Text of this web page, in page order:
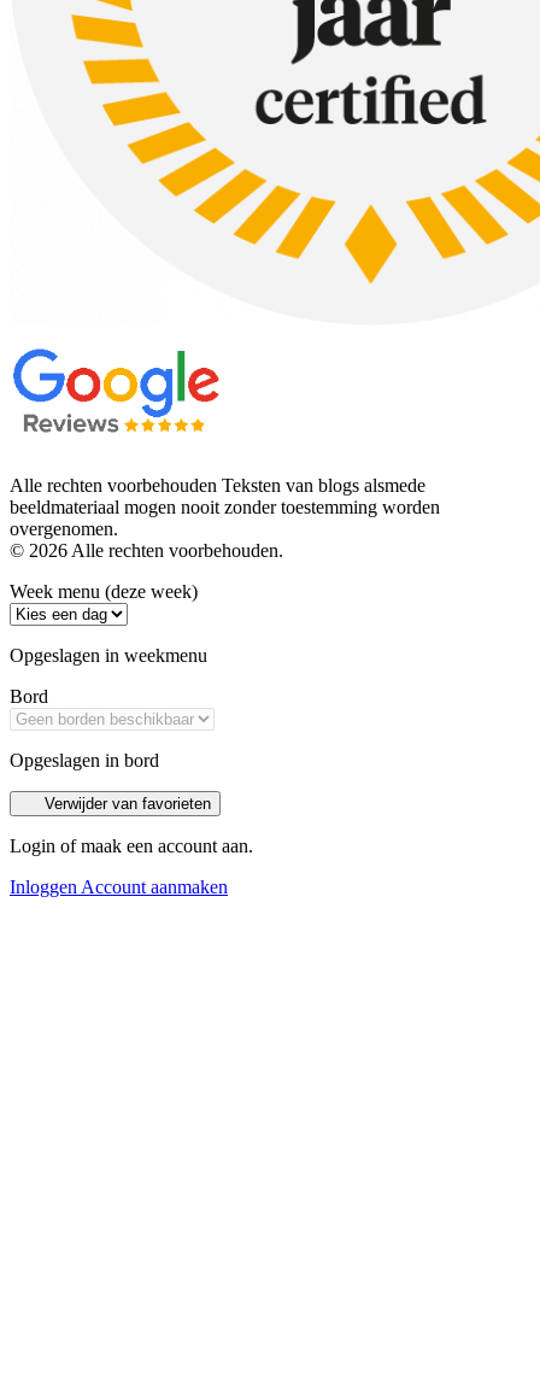
Alle rechten voorbehouden Teksten van blogs alsmede
beeldmateriaal mogen nooit zonder toestemming worden
overgenomen.
© 2026 Alle rechten voorbehouden.
Week menu (deze week)
Opgeslagen in weekmenu
Bord
Opgeslagen in bord
Verwijder van favorieten
Login of maak een account aan.
Inloggen Account aanmaken